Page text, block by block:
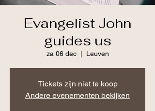
Evangelist John
guides us
za 06 dec
  |
Leuven
Tickets zijn niet te koop
Andere evenementen bekijken